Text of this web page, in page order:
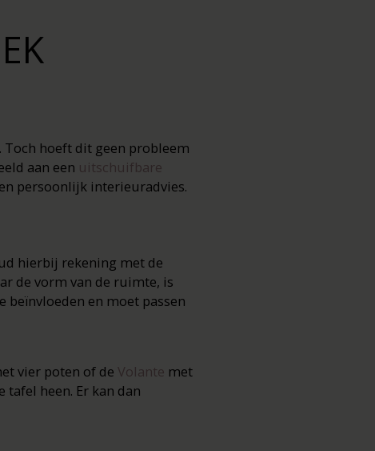
hoeft dit geen probleem
aan een uitschuifbare
persoonlijk interieuradvies.
hierbij rekening met de
de vorm van de ruimte, is
beïnvloeden en moet passen
vier poten of de Volante met
heen. Er kan dan